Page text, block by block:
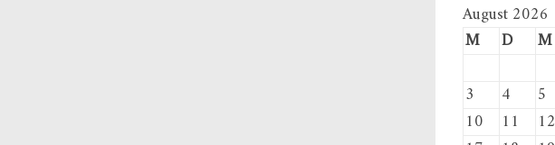
August 2026
M
D M
3
4 5
10
11 12